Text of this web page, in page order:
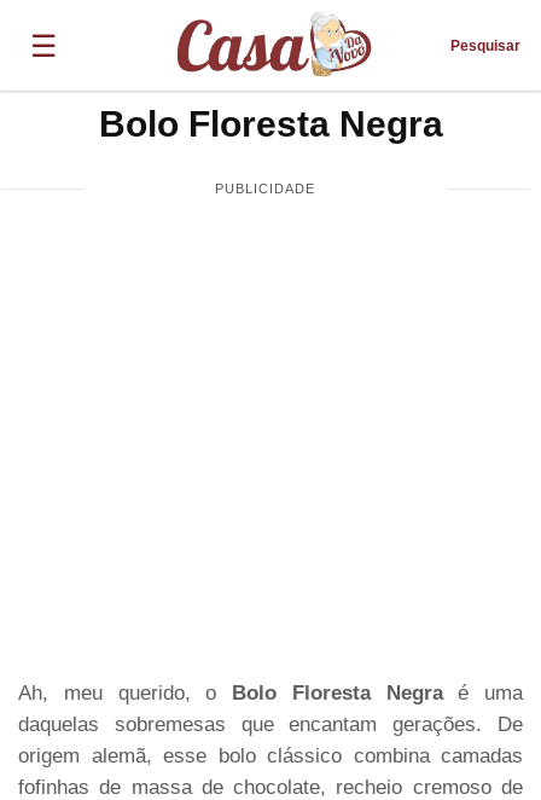
☰ Pesquisar
Bolo Floresta Negra
Ah, meu querido, o Bolo Floresta Negraé uma
daquelas sobremesas que encantam gerações. De
origem alemã, esse bolo clássico combina camadas
fofinhas de massa de chocolate, recheio cremoso de